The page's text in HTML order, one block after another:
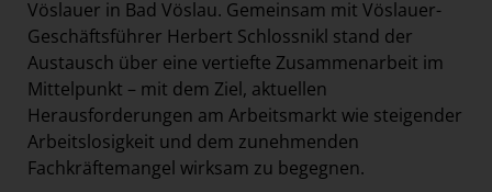
KONTAKT
Vöslauer in Bad Vöslau. Gemeinsam mit Vöslauer-
Geschäftsführer Herbert Schlossnikl stand der
Austausch über eine vertiefte Zusammenarbeit im
Mittelpunkt – mit dem Ziel, aktuellen
Herausforderungen am Arbeitsmarkt wie steigender
Arbeitslosigkeit und dem zunehmenden
Fachkräftemangel wirksam zu begegnen.